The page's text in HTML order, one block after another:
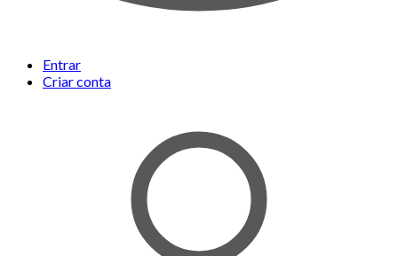
Entrar
Criar conta